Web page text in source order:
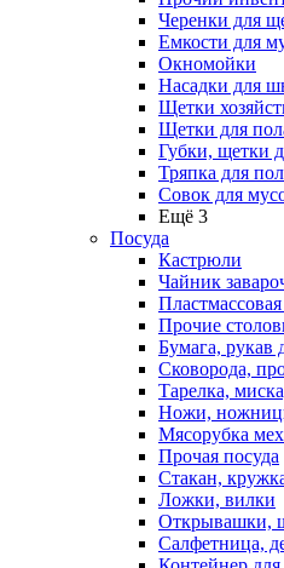
Черенки для
Емкости для
Окномойки
Насадки для
Щетки
Щетки для
Губки, щетки
Тряпка для
Совок для
Ещё 3
Посуда
Кастрюли
Чайник
Прочие
Бумага, рукав
Сковорода,
Тарелка,
Ножи,
Мясорубка
Прочая посуда
Стакан,
Ложки, вилки
Открывашки,
Салфетница,